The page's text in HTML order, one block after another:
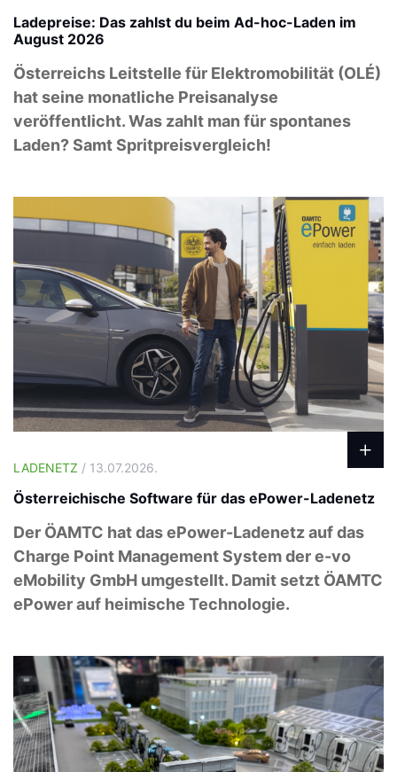
Ladepreise: Das zahlst du beim Ad-hoc-Laden im
August 2026
Österreichs Leitstelle für Elektromobilität (OLÉ)
hat seine monatliche Preisanalyse
veröffentlicht. Was zahlt man für spontanes
Laden? Samt Spritpreisvergleich!
LADENETZ / 13.07.2026.
Österreichische Software für das ePower-Ladenetz
Der ÖAMTC hat das ePower-Ladenetz auf das
Charge Point Management System der e-vo
eMobility GmbH umgestellt. Damit setzt ÖAMTC
ePower auf heimische Technologie.